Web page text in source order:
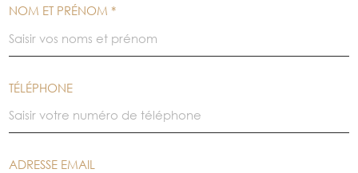
NOM ET PRÉNOM *
TÉLÉPHONE
ADRESSE EMAIL